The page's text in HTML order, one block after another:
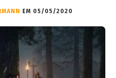
EM 05/05/2020